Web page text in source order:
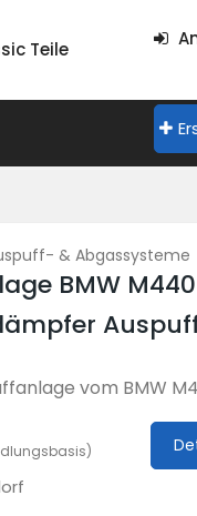
Teile
& Abgassysteme
BMW
Auspuff
vom BMW